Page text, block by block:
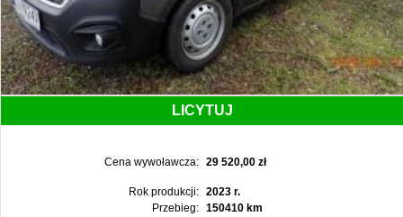
LICYTUJ
Cena wywoławcza: 29 520,00 zł
Rok produkcji:
2023 r.
Przebieg:
150410 km